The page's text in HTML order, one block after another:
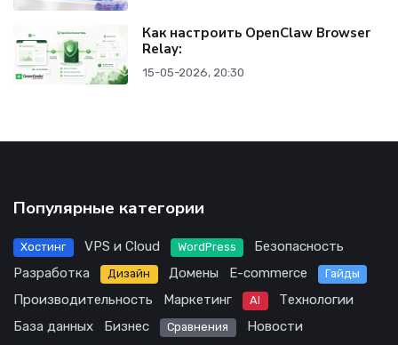
Как настроить OpenClaw Browser
Relay:
15-05-2026, 20:30
Популярные категории
Хостинг VPS и Cloud WordPress
Безопасность
Разработка
Дизайн Домены E-commerce Гайды
Производительность Маркетинг AI
Технологии
База данных
Бизнес Сравнения
Новости